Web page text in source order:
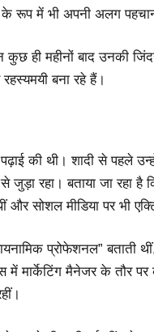
के रूप में भी अपनी अलग
ही महीनों बाद उनकी
बना रहे हैं।
की थी। शादी से पहले
रहा। बताया जा रहा है
सोशल मीडिया पर भी
प्रोफेशनल” बताती
मार्केटिंग मैनेजर के तौर